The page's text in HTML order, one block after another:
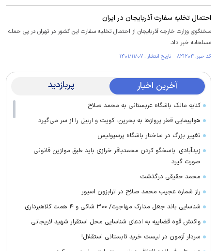
احتمال تخلیه سفارت آذربایجان در ایران
سخنگوی وزارت خارجه آذربایجان از احتمال تخلیه سفارت این کشور در تهران در پی حمله
مسلحانه خبر داد.
کد خبر: ۸۲۱۲۰۴ تاریخ انتشار : ۱۴۰۱/۱۱/۰۷
آخرین اخبار پربازدید
کنایه مالک باشگاه عربستانی به محمد صلاح
هواپیمایی قطر پرواز‌ها به بحرین، کویت و اربیل را از سر می‌گیرد
تغییر بزرگ در ساختار باشگاه پرسپولیس
زیدآبادی: پاسخگو کردن محمدباقر خرازی باید طبق موازین قانونی
صورت گیرد
محمد حقیقی درگذشت
راز شماره عجیب محمد صلاح در ترابزون اسپور
شناسایی باند جعل مدارک مهاجرت/ ۳۰۰ شاکی و ۴ همت کلاهبرداری
واکنش قوه قضاییه به ادعای شناسایی محل استقرار شهید لاریجانی
سردار آزمون در لیست خرید تابستانی استقلال!